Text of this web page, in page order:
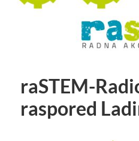
raSTEM-
raspored